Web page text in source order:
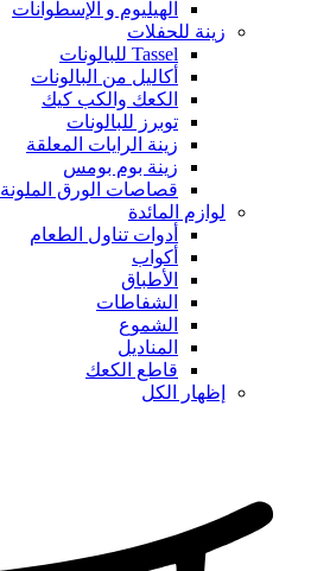
الهيليوم و الإسطوانات
زينة للحفلات
Tassel للبالونات
أكاليل من البالونات
الكعك والكب كيك
توبرز للبالونات
زينة الرايات المعلقة
زينة بوم بومس
قصاصات الورق الملونة
لوازم المائدة
أدوات تناول الطعام
أكواب
الأطباق
الشفاطات
الشموع
المناديل
قاطع الكعك
إظهار الكل